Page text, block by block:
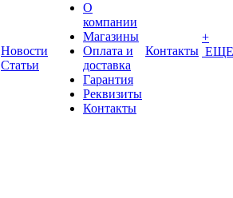
Новости
Статьи
О
компании
Магазины
Оплата и
доставка
Гарантия
Реквизиты
Контакты
Контакты
+
ЕЩЕ